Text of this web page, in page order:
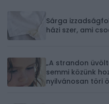
Sárga
házi szer, ami
„A strandon
semmi közünk
nyilvánosan töri